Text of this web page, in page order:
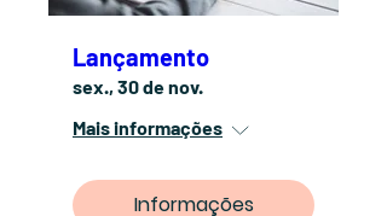
Lançamento
sex., 30 de nov.
Mais informações
Informações